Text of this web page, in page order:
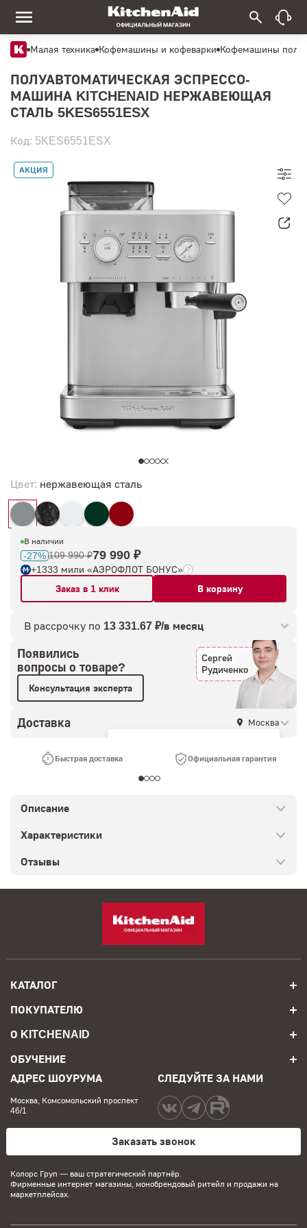
Малая техника Кофемашины и кофеварки Кофемашины
ПОЛУАВТОМАТИЧЕСКАЯ ЭСПРЕССО-
МАШИНА KITCHENAID НЕРЖАВЕЮЩАЯ
СТАЛЬ 5KES6551ESX
Код: 5KES6551ESX
АКЦИЯ
Цвет: нержавеющая сталь
В наличии
-27% 109 990 ₽79 990 ₽
+1333 мили «АЭРОФЛОТ БОНУС»
Заказ в 1 клик
В корзину
В рассрочку по 13 331.67 ₽/в месяц
Появились
вопросы о товаре?
Консультация эксперта
Сергей
Рудиченко
Доставка Москва
Быстрая доставка Официальная гарантия
Описание
Характеристики
Отзывы
КАТАЛОГ
ПОКУПАТЕЛЮ
О KITCHENAID
ОБУЧЕНИЕ
АДРЕС ШОУРУМА
Москва, Комсомольский проспект
46/1
СЛЕДУЙТЕ ЗА НАМИ
Заказать звонок
Колорс Груп — ваш стратегический партнёр.
Фирменные интернет магазины, монобрендовый ритейл и продажи на
маркетплейсах.